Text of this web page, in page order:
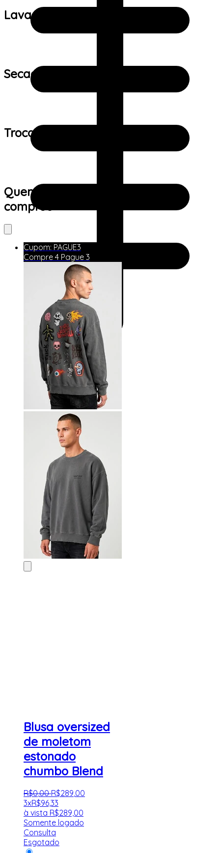
Lavagem:
Secagem:
Trocas e devoluções:
Quem viu este produto também
comprou
Blusa oversized
de moletom
estonado
chumbo Blend
R$0,00 R$289,00
3xR$96,33
à vista R$289,00
Somente logado
Consulta
Esgotado